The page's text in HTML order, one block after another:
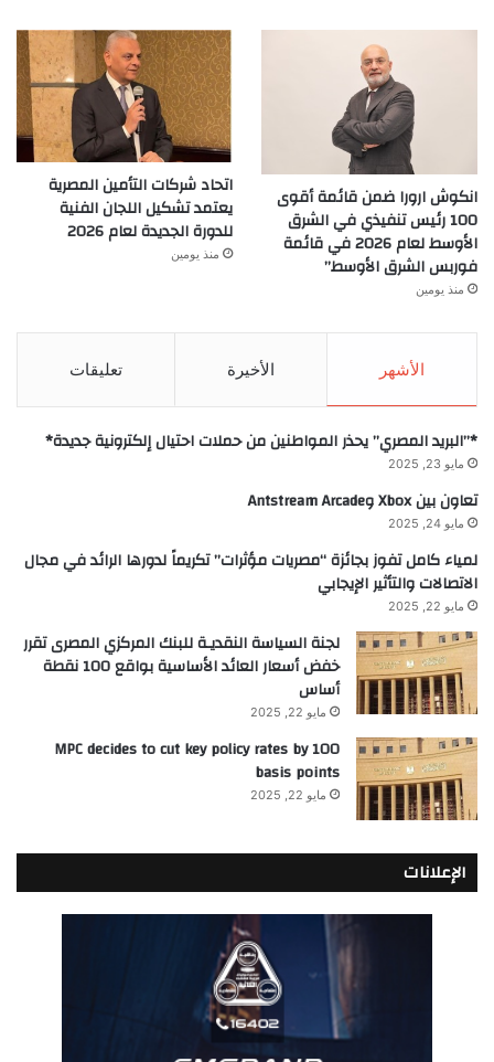
انكوش ارورا ضمن قائمة أقوى
100 رئيس تنفيذي في الشرق
الأوسط لعام 2026 في قائمة
فوربس الشرق الأوسط”
منذ يومين
اتحاد شركات التأمين المصرية
يعتمد تشكيل اللجان الفنية
للدورة الجديدة لعام 2026
منذ يومين
الأشهر الأخيرة تعليقات
*”البريد المصري” يحذر المواطنين من حملات احتيال إلكترونية جديدة*
مايو 23, 2025
تعاون بين Xbox وAntstream Arcade
مايو 24, 2025
لمياء كامل تفوز بجائزة “مصريات مؤثرات” تكريماً لدورها الرائد في مجال
الاتصالات والتأثير الإيجابي
مايو 22, 2025
لجنة السياسة النقديـة للبنك المركزي المصرى تقرر
خفض أسعار العائد الأساسية بواقع 100 نقطة
أساس
مايو 22, 2025
MPC decides to cut key policy rates by 100
basis points
مايو 22, 2025
الإعلانات